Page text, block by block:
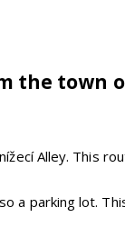
the town
Alley. This
a parking lot.